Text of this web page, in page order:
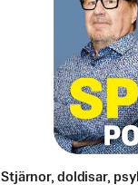
Stjärnor, doldisar,